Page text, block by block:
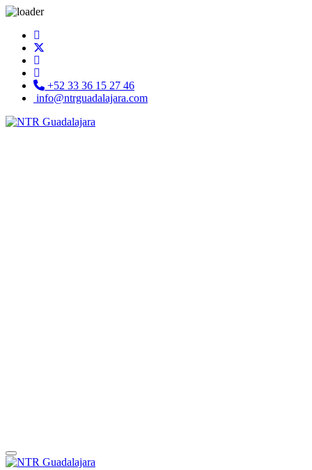
+52 33 36 15 27 46
info@ntrguadalajara.com